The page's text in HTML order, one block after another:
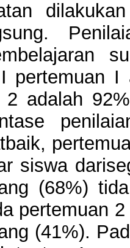
pertemuan I
2 adalah
siswa
(68%)
pertemuan
(41%).